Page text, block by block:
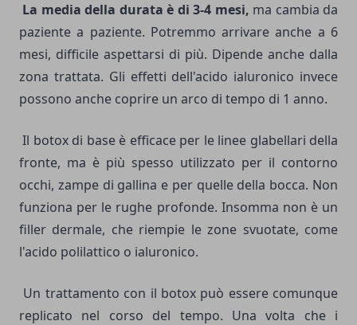
La media della durata è di 3-4 mesi, ma cambia da
paziente a paziente. Potremmo arrivare anche a 6
mesi, difficile aspettarsi di più. Dipende anche dalla
zona trattata. Gli effetti dell'acido ialuronico invece
possono anche coprire un arco di tempo di 1 anno.
Il botox di base è efficace per le linee glabellari della
fronte, ma è più spesso utilizzato per il contorno
occhi, zampe di gallina e per quelle della bocca. Non
funziona per le rughe profonde. Insomma non è un
filler dermale, che riempie le zone svuotate, come
l'acido polilattico o ialuronico.
Un trattamento con il botox può essere comunque
replicato nel corso del tempo. Una volta che i